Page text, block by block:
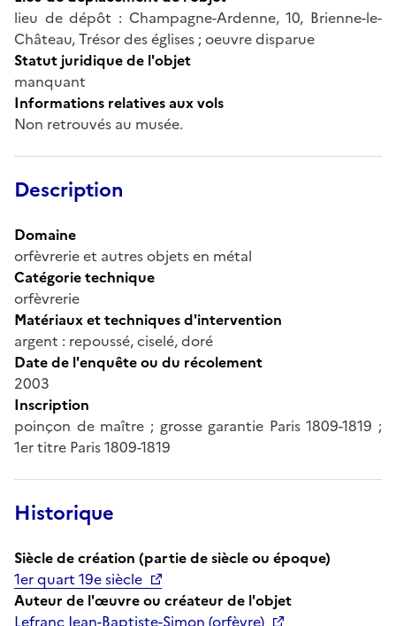
lieu de dépôt : Champagne-Ardenne, 10, Brienne-le-
Château, Trésor des églises ; oeuvre disparue
Statut juridique de l'objet
manquant
Informations relatives aux vols
Non retrouvés au musée.
Description
Domaine
orfèvrerie et autres objets en métal
Catégorie technique
orfèvrerie
Matériaux et techniques d'intervention
argent : repoussé, ciselé, doré
Date de l'enquête ou du récolement
2003
Inscription
poinçon de maître ; grosse garantie Paris 1809-1819 ;
1er titre Paris 1809-1819
Historique
Siècle de création (partie de siècle ou époque)
1er quart 19e siècle
Auteur de l'œuvre ou créateur de l'objet
Lefranc Jean-Baptiste-Simon (orfèvre)